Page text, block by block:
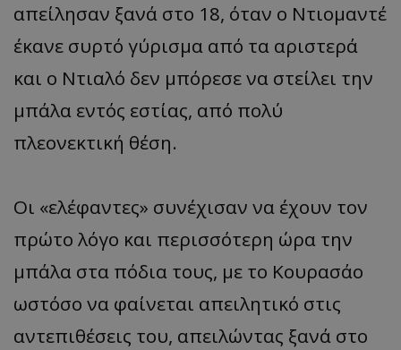
απείλησαν ξανά στο 18, όταν ο Ντιομαντέ
έκανε συρτό γύρισμα από τα αριστερά
και ο Ντιαλό δεν μπόρεσε να στείλει την
μπάλα εντός εστίας, από πολύ
πλεονεκτική θέση.
Οι «ελέφαντες» συνέχισαν να έχουν τον
πρώτο λόγο και περισσότερη ώρα την
μπάλα στα πόδια τους, με το Κουρασάο
ωστόσο να φαίνεται απειλητικό στις
αντεπιθέσεις του, απειλώντας ξανά στο